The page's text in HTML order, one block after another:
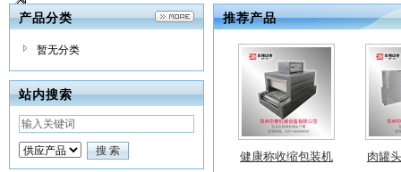
产品分类
暂无分类
站内搜索
推荐产品
健康称收缩包装机
肉罐